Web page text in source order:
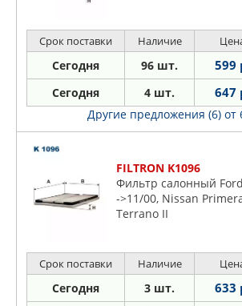
Срок поставки Наличие
Сегодня 96 шт. 599
Сегодня 4 шт. 647
Другие предложения (6) от
FILTRON K1096
Фильтр салонный
->11/00, Nissan
Terrano II
Срок поставки Наличие
Сегодня 3 шт. 633